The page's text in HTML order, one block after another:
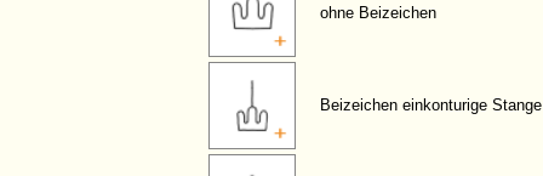
ohne Beizeichen
Beizeichen einkonturige Stange